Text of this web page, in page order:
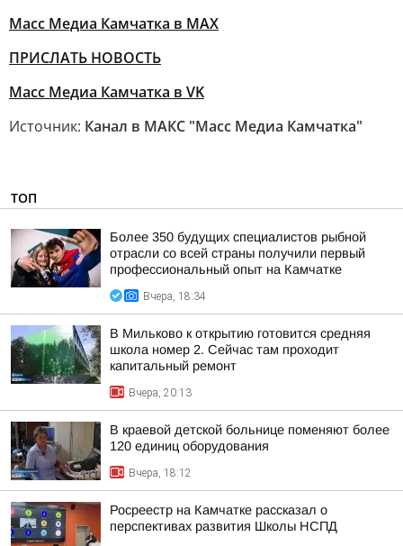
Масс Медиа Камчатка в MAX
ПРИСЛАТЬ НОВОСТЬ
Масс Медиа Камчатка в VK
Источник: Канал в МАКС "Масс Медиа Камчатка"
ТОП
Более 350 будущих специалистов рыбной
отрасли со всей страны получили первый
профессиональный опыт на Камчатке
Вчера, 18:34
В Мильково к открытию готовится средняя
школа номер 2. Сейчас там проходит
капитальный ремонт
Вчера, 20:13
В краевой детской больнице поменяют более
120 единиц оборудования
Вчера, 18:12
Росреестр на Камчатке рассказал о
перспективах развития Школы НСПД